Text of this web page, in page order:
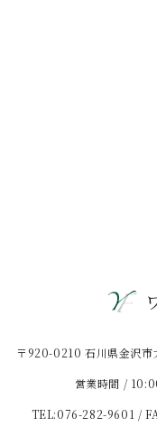
〒920-0210 石川県金沢市
営業時間 /
TEL:076-282-9601 /